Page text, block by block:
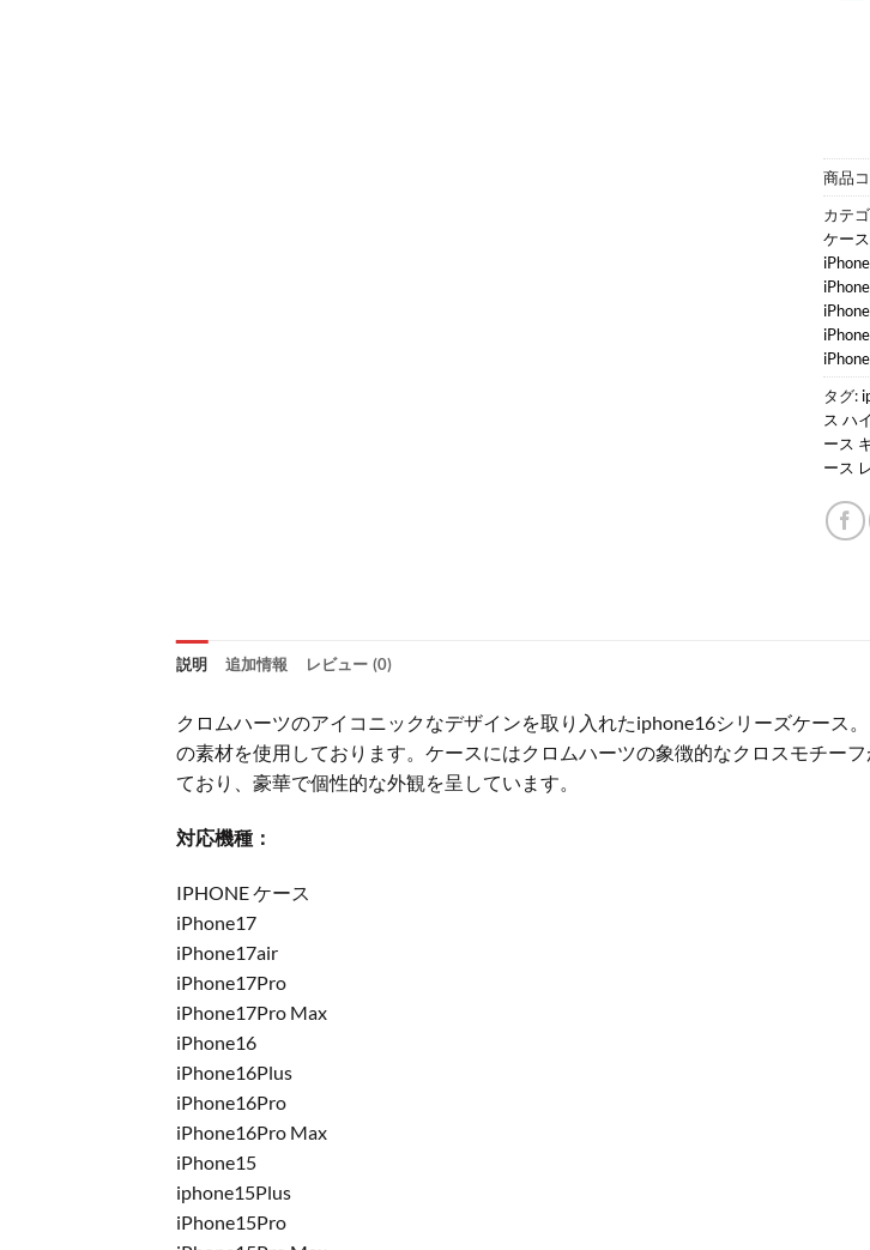
商品
カテ
ケース
タグ:
ス ハ
ース
ース
説明 追加情報 レビュー (0)
クロムハーツのアイコニックなデザインを取り入れたiphone16シリーズケース
の素材を使用しております。ケースにはクロムハーツの象徴的なクロスモチー
ており、豪華で個性的な外観を呈しています。
対応機種：
IPHONE ケース
iPhone17
iPhone17air
iPhone17Pro
iPhone17Pro Max
iPhone16
iPhone16Plus
iPhone16Pro
iPhone16Pro Max
iPhone15
iphone15Plus
iPhone15Pro